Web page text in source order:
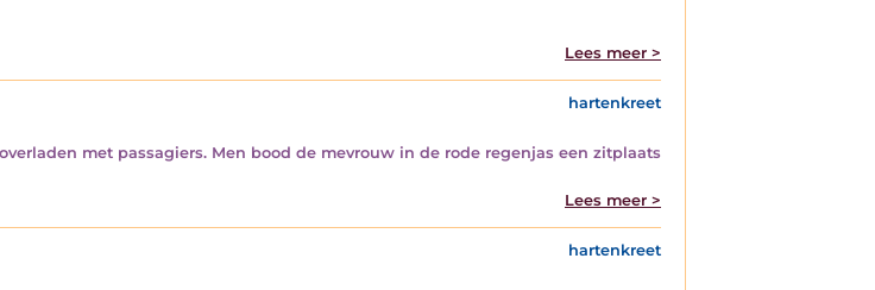
Lees meer >
hartenkreet
met passagiers. Men bood de mevrouw in de rode regenjas een zitplaats
Lees meer >
hartenkreet